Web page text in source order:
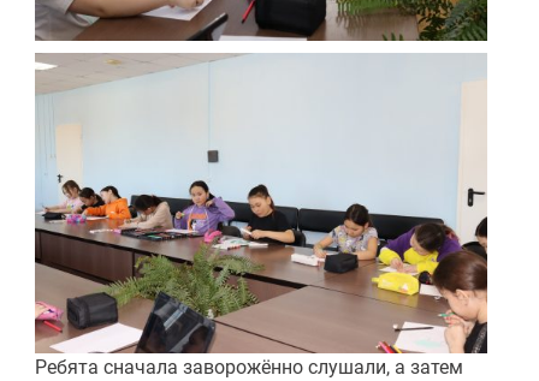
Ребята сначала заворожённо слушали, а затем